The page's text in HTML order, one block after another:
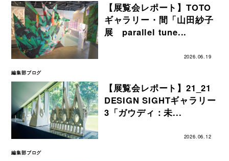
【展覧会レポート】TOTO
ギャラリー・間「山田紗子
展 parallel tune...
2026.06.19
編集部ブログ
【展覧会レポート】21_21
DESIGN SIGHTギャラリー
3「ガウディ：未...
2026.06.12
編集部ブログ